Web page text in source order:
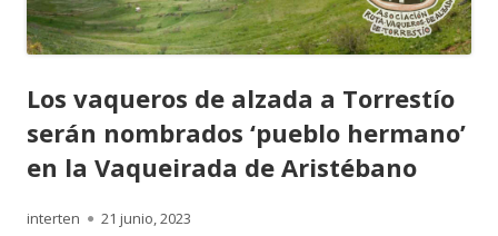
Los vaqueros de alzada a Torrestío
serán nombrados ‘pueblo hermano’
en la Vaqueirada de Aristébano
Autor
interten
Publicado
21 junio, 2023